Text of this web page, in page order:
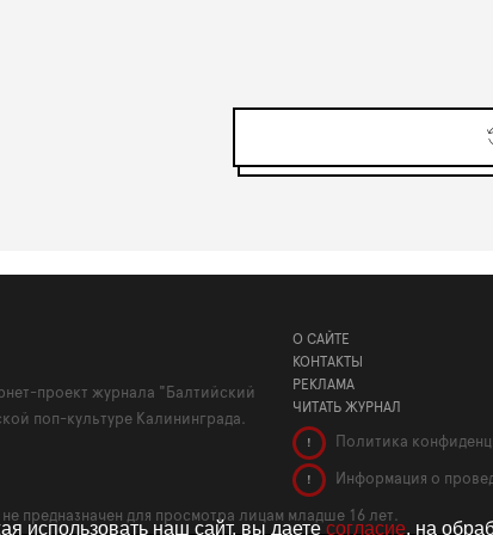
использовать наш сайт, вы даетесогласие. на
проект журнала "Балтийский
поп-культуре Калининграда.
О САЙТЕ
КОНТАКТЫ
РЕКЛАМА
ЧИТАТЬ ЖУРНАЛ
! Политика
! Информация о
предназначен для просмотра лицам младше 16 лет.